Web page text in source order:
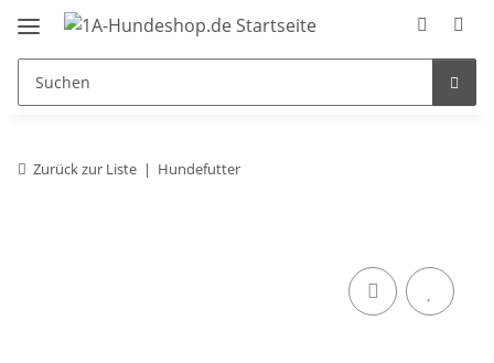
Zurück zur Liste Hundefutter